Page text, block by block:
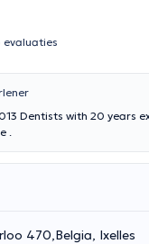
evaluaties
Dentists with 20 years
.
470,Belgia, Ixelles